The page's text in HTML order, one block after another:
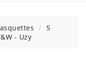
5
- Uzy